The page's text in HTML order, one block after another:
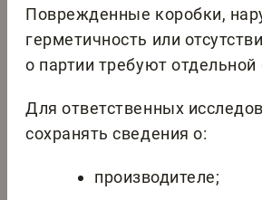
Поврежденные коробки,
герметичность или
о партии требуют
Для ответственных
сохранять сведения о:
производителе;